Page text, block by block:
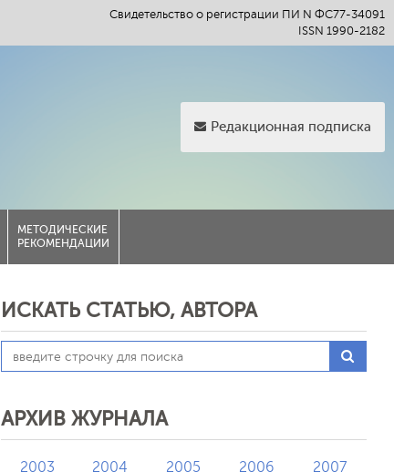
Свидетельство о регистрации ПИ N ФС77-34091
ISSN 1990-2182
Редакционная подписка
МЕТОДИЧЕСКИЕ
РЕКОМЕНДАЦИИ
ИСКАТЬ СТАТЬЮ, АВТОРА
АРХИВ ЖУРНАЛА
2003 2004 2005 2006 2007